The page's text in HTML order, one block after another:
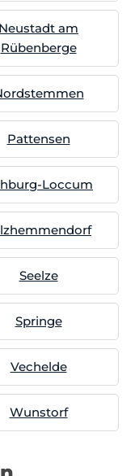
Neustadt am
Rübenberge
Pattensen
Loccum
Seelze
Springe
Vechelde
Wunstorf